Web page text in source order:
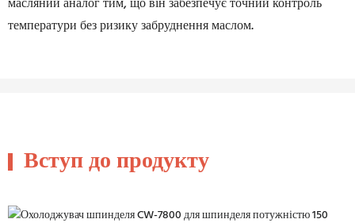
масляний аналог тим, що він забезпечує точний контроль
температури без ризику забруднення маслом.
Вступ до продукту